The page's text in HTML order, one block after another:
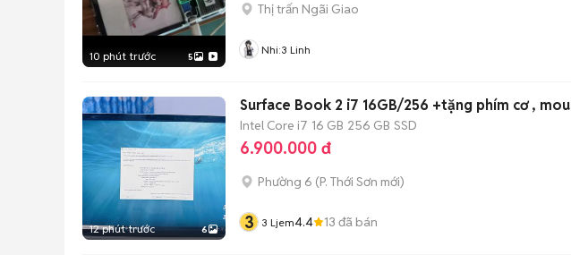
10 phút trước 5
Thị trấn Ngãi Giao
Nhi:3 Linh
12 phút trước 6
Surface Book 2 i7 16GB/256 +tặng phím cơ ,
Intel Core i7 16 GB 256 GB SSD
6.900.000 đ
Phường 6 (P. Thới Sơn mới)
3 3 Ljem4.4 13 đã bán